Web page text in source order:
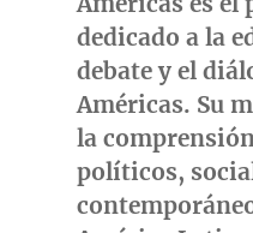
dedicado a la
debate y el
Américas. Su
la
políticos,